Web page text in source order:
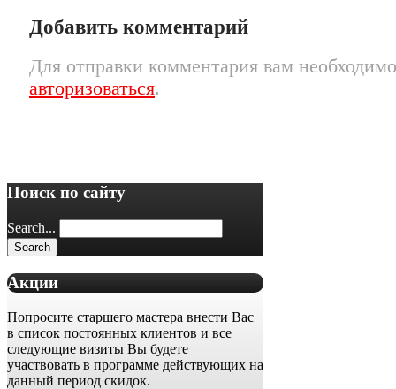
Добавить комментарий
Для отправки комментария вам необходимо
авторизоваться.
Поиск по сайту
Search...
Акции
Попросите старшего мастера внести Вас
в список постоянных клиентов и все
следующие визиты Вы будете
участвовать в программе действующих на
данный период скидок.